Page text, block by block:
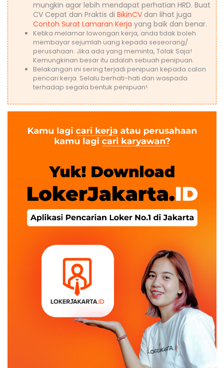
mungkin agar lebih mendapat perhatian HRD. Buat
CV Cepat dan Praktis di BikinCV dan lihat juga
Contoh Surat Lamaran Kerja yang baik dan benar.
Ketika melamar lowongan kerja, anda tidak boleh
membayar sejumlah uang kepada seseorang/
perusahaan. Jika ada yang meminta, Tolak Saja!
Kemungkinan besar itu adalah sebuah penipuan.
Belakangan ini sering terjadi penipuan kepada calon
pencari kerja. Selalu berhati-hati dan waspada
terhadap segala bentuk penipuan!